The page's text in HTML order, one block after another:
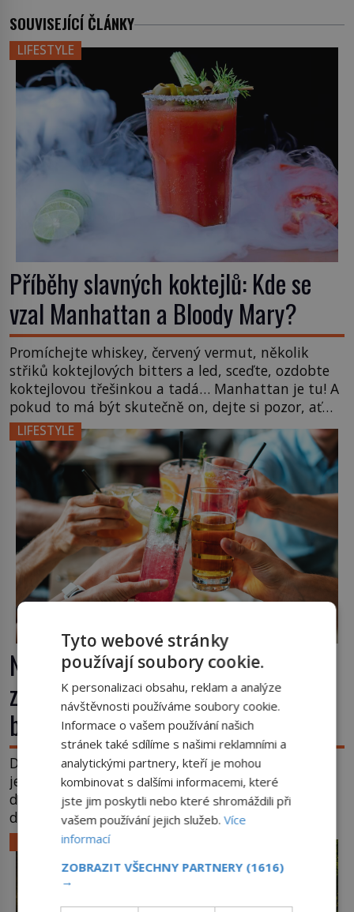
SOUVISEJÍCÍ ČLÁNKY
LIFESTYLE
Příběhy slavných koktejlů: Kde se
vzal Manhattan a Bloody Mary?
Promíchejte whiskey, červený vermut, několik
střiků koktejlových bitters a led, sceďte, ozdobte
koktejlovou třešinkou a tadá… Manhattan je tu! A
pokud to má být skutečně on, dejte si pozor, ať
místo klasické americké rye whiskey či klidně
bourbonu nepoužijete skotskou whisku. Co se
stane? Inu, koktejl bude stále skvělý, ale už to
nebude Manhattan ale […]
LIFESTYLE
Nápoj, která chutná po seně. Jak
znechucený Američan vymyslel
brčko
Dnes je brčko naprostou samozřejmostí. Jenže
ještě v 19. století lidé upíjejí limonády i koktejly
dutými stébly žita nebo žitné slámy. Fungují sice
dobře, mají ale jednu nepříjemnou vlastnost po
chvíli se rozmáčejí a nápoji dodávají travnatou
příchuť. Právě tahle drobná nepříjemnost přivede
amerického výrobce cigaretových náustků k
nápadu, který změní způsob pití po celém […]
LIFESTYLE
Tyto webové stránky
používají soubory cookie.
K personalizaci obsahu, reklam a analýze
návštěvnosti používáme soubory cookie.
Informace o vašem používání našich
stránek také sdílíme s našimi reklamními a
analytickými partnery, kteří je mohou
kombinovat s dalšími informacemi, které
jste jim poskytli nebo které shromáždili při
vašem používání jejich služeb.Více
informací
ZOBRAZIT VŠECHNY PARTNERY (1616)
→